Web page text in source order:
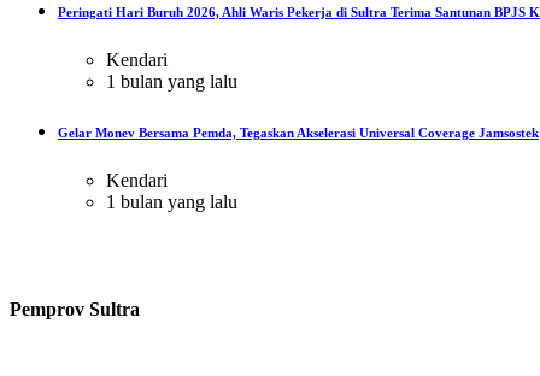
Peringati Hari Buruh 2026, Ahli Waris Pekerja di Sultra Terima Santunan BPJS
Kendari
1 bulan yang lalu
Gelar Monev Bersama Pemda, Tegaskan Akselerasi Universal Coverage Jamsostek
Kendari
1 bulan yang lalu
Pemprov Sultra